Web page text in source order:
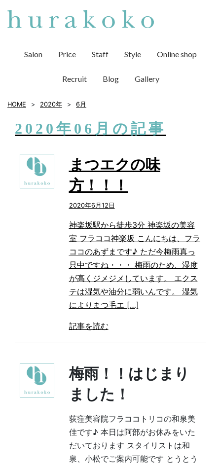
Salon Price Staff Style Online shop
Recruit Blog Gallery
HOME 2020年 6 月
2020年06月の記事
まつエクの味
方！！！
2020年6月12日
神楽坂駅から徒歩3分 神楽坂の美容
室 フラココ神楽坂 こんにちは、フラ
ココのあずまです♪ ただ今梅雨真っ
只中ですね・・・ 梅雨のため、湿度
が高くジメジメしています。 エクス
テは湿気や油分に弱いんです。 湿気
によりまつ毛エ […]
記事を読む
梅雨！！はじまり
ました！
荻窪美容院フラココトリコの和泉美
佳です♪ 本日は阿部がお休みをいた
だいております スタイリストは和
泉、小松でご案内可能です とうとう